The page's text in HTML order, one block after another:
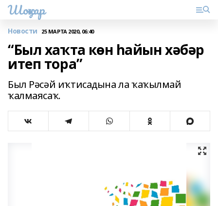
Шоңҡар
Новости 25 МАРТА 2020, 06:40
“Был хаҡта көн һайын хәбәр
итеп тора”
Был Рәсәй иҡтисадына ла ҡаҡылмай
ҡалмаясаҡ.